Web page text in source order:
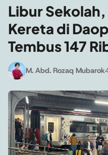
Libur
Kereta di
Tembus 147
M. Abd. Rozaq Mubarok